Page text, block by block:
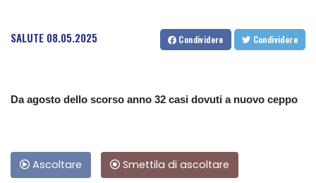
SALUTE 08.05.2025 Condividere Condividere
Da agosto dello scorso anno 32 casi dovuti a nuovo ceppo
Ascoltare Smettila di ascoltare